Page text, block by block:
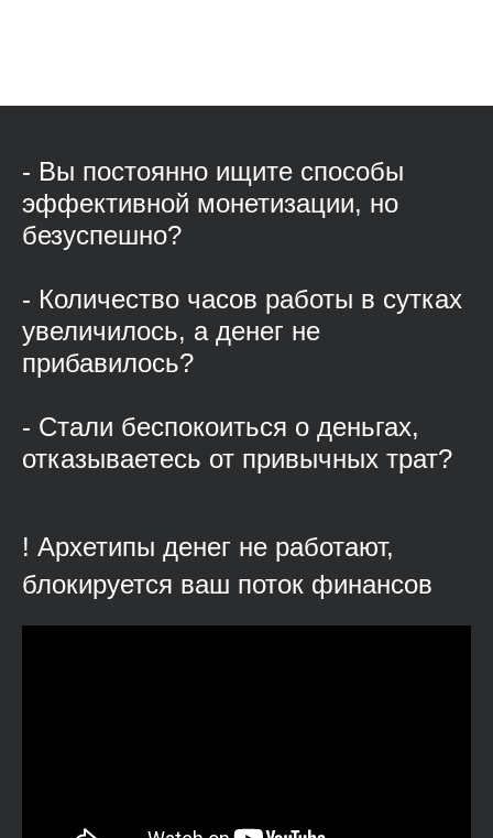
- Вы постоянно ищите способы
эффективной монетизации, но
безуспешно?
- Количество часов работы в сутках
увеличилось, а денег не
прибавилось?
- Стали беспокоиться о деньгах,
отказываетесь от привычных трат?
! Архетипы денег не работают,
блокируется ваш поток финансов